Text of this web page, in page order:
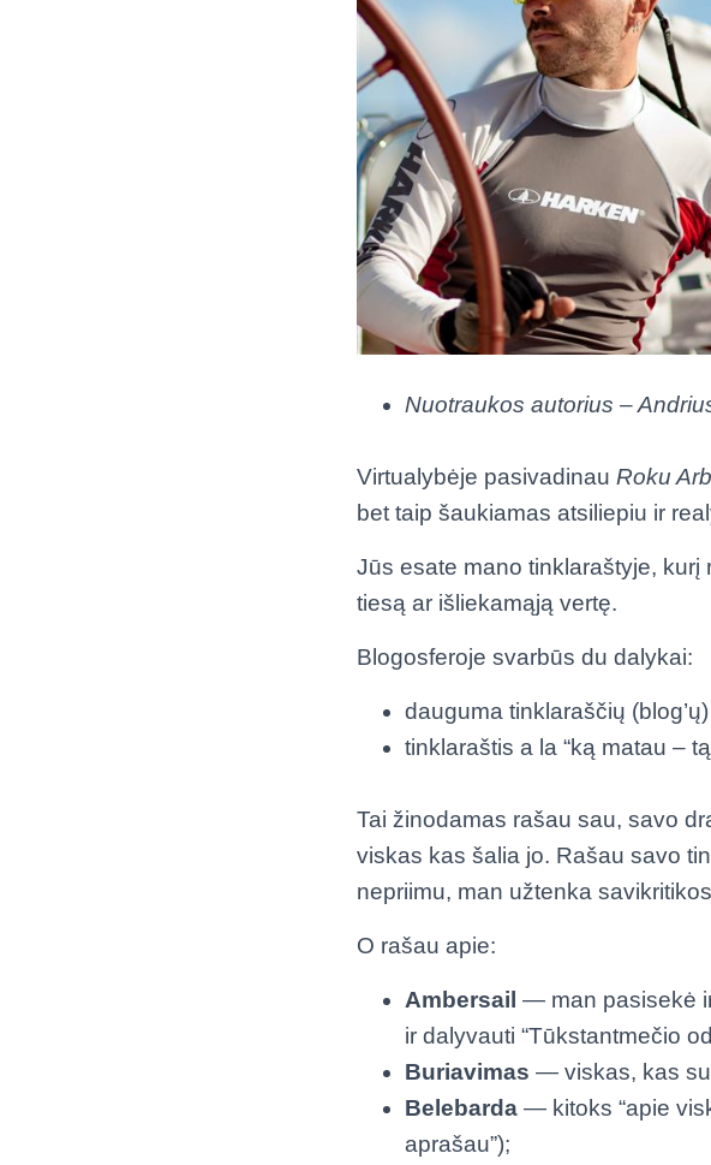
Nuotraukos autorius –
Virtualybėje pasivadinau Roku
bet taip šaukiamas atsiliepiu ir
Jūs esate mano tinklaraštyje,
tiesą ar išliekamąją vertę.
Blogosferoje svarbūs du dalykai:
dauguma tinklaraščių
tinklaraštis a la “ką matau –
Tai žinodamas rašau sau, savo
viskas kas šalia jo. Rašau savo
nepriimu, man užtenka
O rašau apie:
Ambersail — man pasisekė
ir dalyvauti “Tūkstantmečio
Buriavimas — viskas, kas
Belebarda — kitoks “apie
aprašau”);